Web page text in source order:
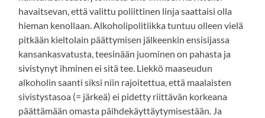
havaitsevan, että valittu poliittinen linja saattaisi olla
hieman kenollaan. Alkoholipolitiikka tuntuu olleen vielä
pitkään kieltolain päättymisen jälkeenkin ensisijassa
kansankasvatusta, teesinään juominen on pahasta ja
sivistynyt ihminen ei sitä tee. Liekkö maaseudun
alkoholin saanti siksi niin rajoitettua, että maalaisten
sivistystasoa (= järkeä) ei pidetty riittävän korkeana
päättämään omasta päihdekäyttäytymisestään. Ja